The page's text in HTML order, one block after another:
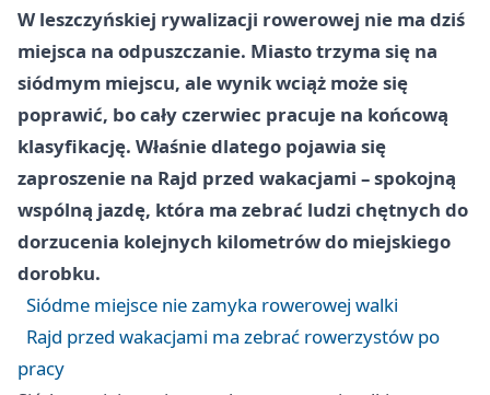
W leszczyńskiej rywalizacji rowerowej nie ma dziś
miejsca na odpuszczanie. Miasto trzyma się na
siódmym miejscu, ale wynik wciąż może się
poprawić, bo cały czerwiec pracuje na końcową
klasyfikację. Właśnie dlatego pojawia się
zaproszenie na Rajd przed wakacjami – spokojną
wspólną jazdę, która ma zebrać ludzi chętnych do
dorzucenia kolejnych kilometrów do miejskiego
dorobku.
Siódme miejsce nie zamyka rowerowej walki
Rajd przed wakacjami ma zebrać rowerzystów po
pracy